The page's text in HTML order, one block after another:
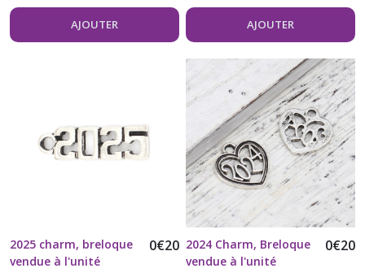
AJOUTER AJOUTER
2025 charm, breloque
vendue à l'unité
0€20 2024 Charm, Breloque
vendue à l'unité
0€20